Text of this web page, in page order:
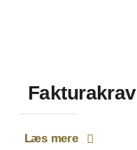
Fakturakrav
Læs mere